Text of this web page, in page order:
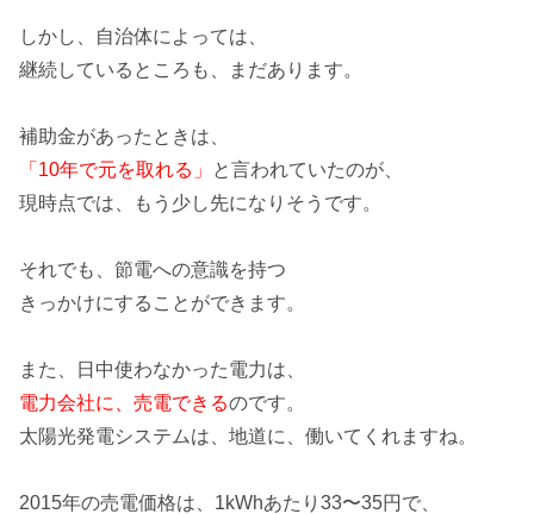
しかし、自治体によっては、
継続しているところも、まだあります。
補助金があったときは、
「10年で元を取れる」
と言われていたのが、
現時点では、もう少し先になりそうです。
それでも、 節電への意識を持つ
きっかけにすることができます。
また、日中使わなかった電力は、
電力会社に、売電できるのです。
太陽光発電システムは、地道に、働いてくれますね。
2015年の売電価格は、 1kWhあたり33〜35円で